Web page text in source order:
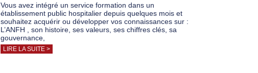
Vous avez intégré un service formation dans un
établissement public hospitalier depuis quelques mois et
souhaitez acquérir ou développer vos connaissances sur :
L’ANFH , son histoire, ses valeurs, ses chiffres clés, sa
gouvernance,
LIRE LA SUITE >